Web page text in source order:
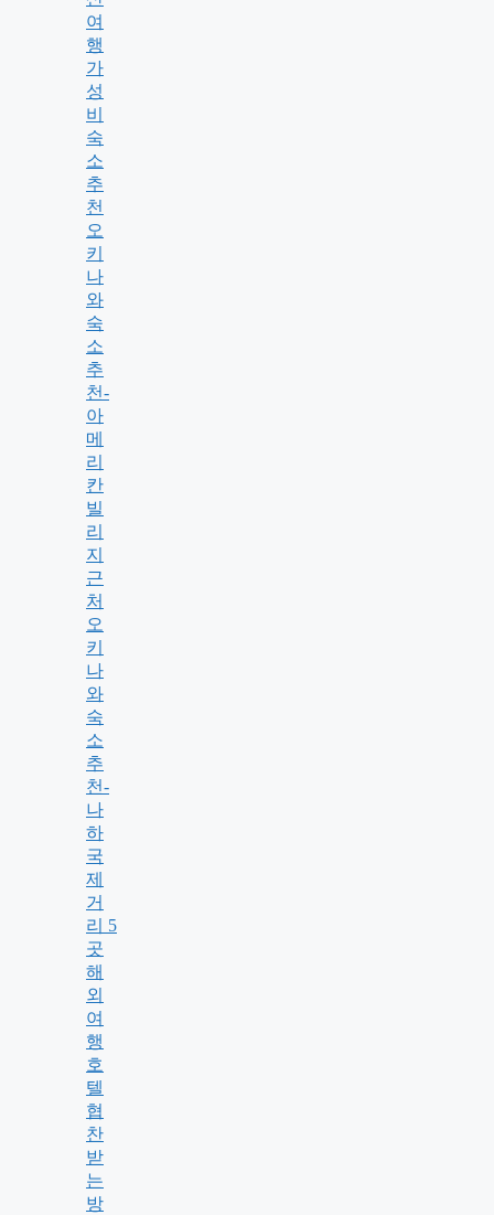
여
행
가
성
비
숙
소
추
천
오
키
나
와
숙
소
추
천-
아
메
리
칸
빌
리
지
근
처
오
키
나
와
숙
소
추
천-
나
하
국
제
거
리 5
곳
해
외
여
행
호
텔
협
찬
받
는
방